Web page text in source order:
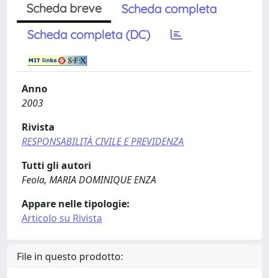
Scheda breve
Scheda completa
Scheda completa (DC)
Anno
2003
Rivista
RESPONSABILITÀ CIVILE E PREVIDENZA
Tutti gli autori
Feola, MARIA DOMINIQUE ENZA
Appare nelle tipologie:
Articolo su Rivista
File in questo prodotto: